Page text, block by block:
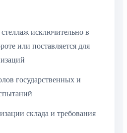
исключительно в
или поставляется для
государственных и
склада и требования